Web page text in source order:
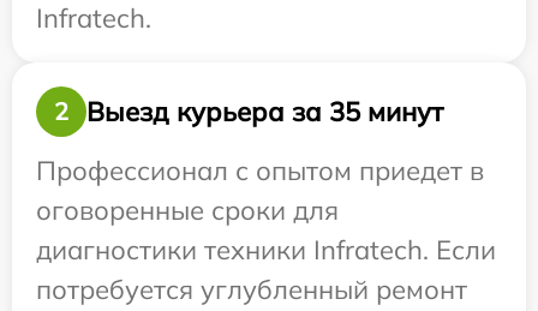
Infratech.
2
Выезд курьера за 35 минут
Профессионал с опытом приедет в
оговоренные сроки для
диагностики техники Infratech. Если
потребуется углубленный ремонт